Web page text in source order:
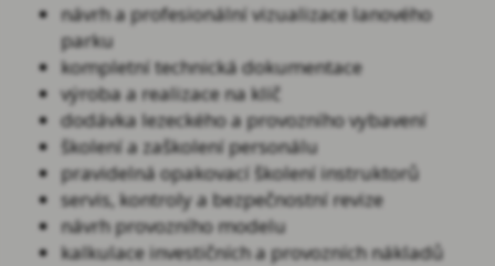
návrh a profesionální vizualizace lanového
parku
kompletní technická dokumentace
výroba a realizace na klíč
dodávka lezeckého a provozního vybavení
školení a zaškolení personálu
pravidelná opakovací školení instruktorů
servis, kontroly a bezpečnostní revize
návrh provozního modelu
kalkulace investičních a provozních nákladů